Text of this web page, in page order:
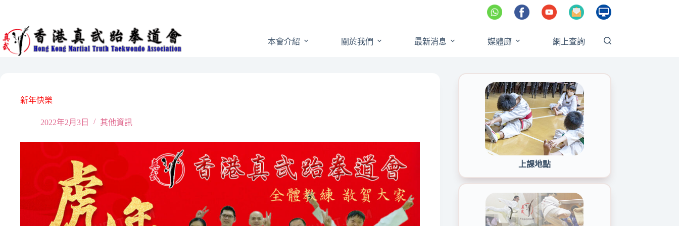
本會介紹 關於我們 最新消息 媒體廊 網上查詢
新年快樂
2022年2月3日 其他資訊
上課地點